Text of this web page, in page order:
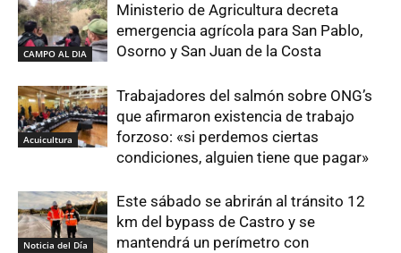
CAMPO AL DIA
Ministerio de Agricultura decreta
emergencia agrícola para San Pablo,
Osorno y San Juan de la Costa
Acuicultura
Trabajadores del salmón sobre ONG’s
que afirmaron existencia de trabajo
forzoso: «si perdemos ciertas
condiciones, alguien tiene que pagar»
Noticia del Día
Este sábado se abrirán al tránsito 12
km del bypass de Castro y se
mantendrá un perímetro con